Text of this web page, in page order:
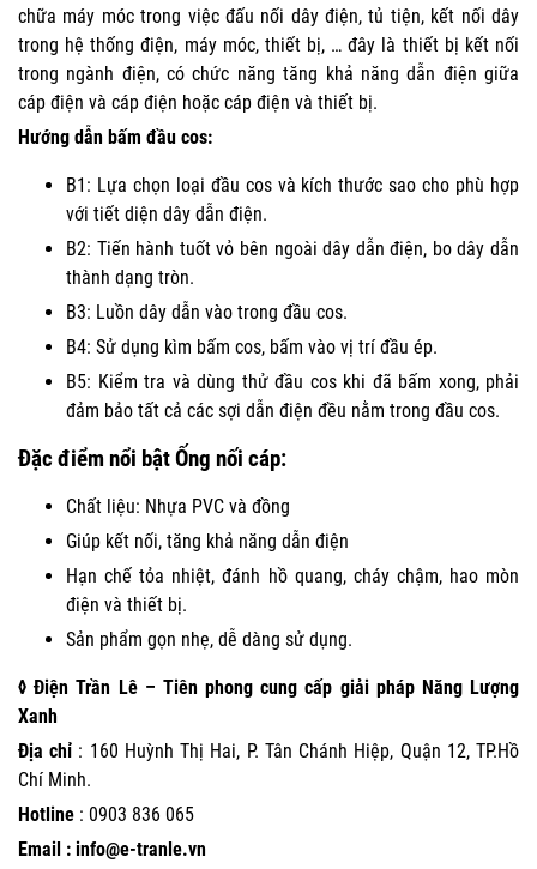
chữa máy móc trong việc đấu nối dây điện, tủ tiện, kết nối dây
trong hệ thống điện, máy móc, thiết bị, … đây là thiết bị kết nối
trong ngành điện, có chức năng tăng khả năng dẫn điện giữa
cáp điện và cáp điện hoặc cáp điện và thiết bị.
Hướng dẫn bấm đầu cos:
B1: Lựa chọn loại đầu cos và kích thước sao cho phù hợp
với tiết diện dây dẫn điện.
B2: Tiến hành tuốt vỏ bên ngoài dây dẫn điện, bo dây dẫn
thành dạng tròn.
B3: Luồn dây dẫn vào trong đầu cos.
B4: Sử dụng kìm bấm cos, bấm vào vị trí đầu ép.
B5: Kiểm tra và dùng thử đầu cos khi đã bấm xong, phải
đảm bảo tất cả các sợi dẫn điện đều nằm trong đầu cos.
Đặc điểm nổi bật Ống nối cáp:
Chất liệu: Nhựa PVC và đồng
Giúp kết nối, tăng khả năng dẫn điện
Hạn chế tỏa nhiệt, đánh hồ quang, cháy chậm, hao mòn
điện và thiết bị.
Sản phẩm gọn nhẹ, dễ dàng sử dụng.
◊ Điện Trần Lê – Tiên phong cung cấp giải pháp Năng Lượng
Xanh
Địa chỉ : 160 Huỳnh Thị Hai, P. Tân Chánh Hiệp, Quận 12, TP.Hồ
Chí Minh.
Hotline : 0903 836 065
Email : info@e-tranle.vn